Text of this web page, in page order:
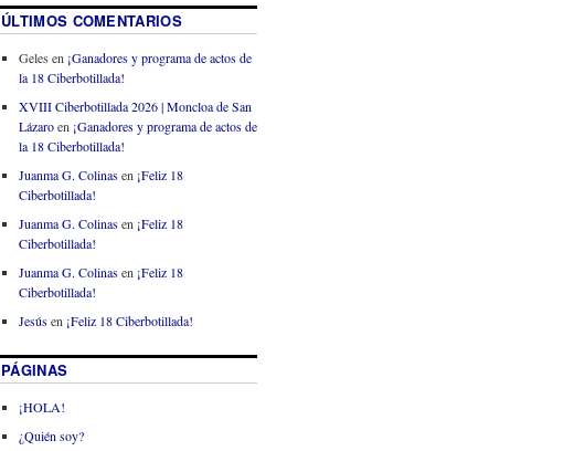
ÚLTIMOS COMENTARIOS
Geles en ¡Ganadores y programa de actos de
la 18 Ciberbotillada!
XVIII Ciberbotillada 2026 | Moncloa de San
Lázaroen ¡Ganadores y programa de actos de
la 18 Ciberbotillada!
Juanma G. Colinasen ¡Feliz 18
Ciberbotillada!
Juanma G. Colinasen ¡Feliz 18
Ciberbotillada!
Juanma G. Colinasen ¡Feliz 18
Ciberbotillada!
Jesúsen ¡Feliz 18 Ciberbotillada!
PÁGINAS
¡HOLA!
¿Quién soy?